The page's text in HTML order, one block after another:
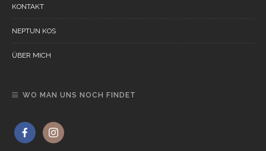
KONTAKT
NEPTUN KOS
ÜBER MICH
WO MAN UNS NOCH FINDET